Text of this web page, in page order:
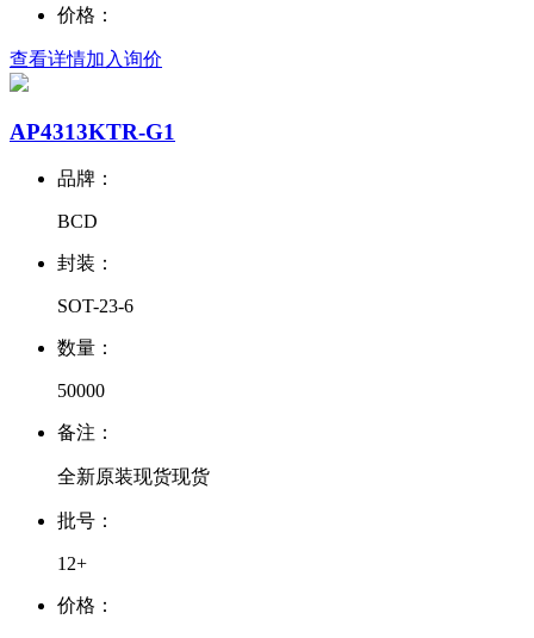
价格：
查看详情加入询价
AP4313KTR-G1
品牌：
BCD
封装：
SOT-23-6
数量：
50000
备注：
全新原装现货现货
批号：
12+
价格：